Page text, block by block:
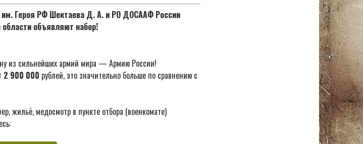
им. Героя РФ Шектаева Д. А. и РО ДОСААФ России
объявляют набор!
из сильнейших армий мира — Армию России!
2 900 000 рублей, это значительно больше по сравнению с
жильё, медосмотр в пункте отбора (военкомате)